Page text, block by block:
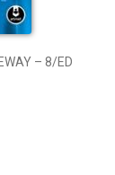
– 8/ED